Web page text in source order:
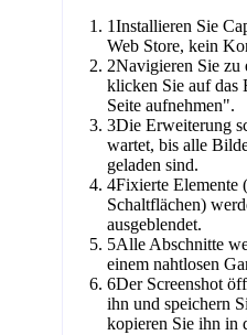
1Installieren Sie
Web Store, kein
2Navigieren Sie zu
klicken Sie auf
Seite aufnehmen".
3Die Erweiterung
wartet, bis alle
geladen sind.
4Fixierte Elemente
Schaltflächen)
ausgeblendet.
5Alle Abschnitte
einem nahtlosen
6Der Screenshot
ihn und speichern
kopieren Sie ihn in